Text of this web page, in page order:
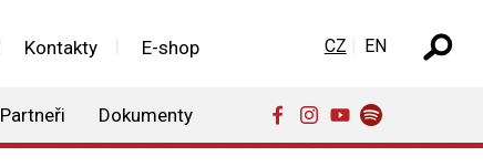
Kontakty E-shop
Partneři Dokumenty
Zvolte jazyk
CZ EN